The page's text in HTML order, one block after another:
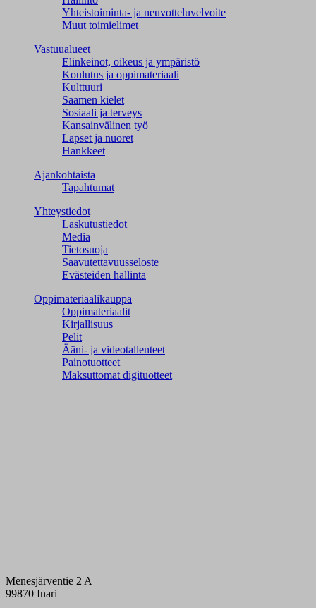
Yhteistoiminta- ja neuvotteluvelvoite
Muut toimielimet
Vastuualueet
Elinkeinot, oikeus ja ympäristö
Koulutus ja oppimateriaali
Kulttuuri
Saamen kielet
Sosiaali ja terveys
Kansainvälinen työ
Lapset ja nuoret
Hankkeet
Ajankohtaista
Tapahtumat
Yhteystiedot
Laskutustiedot
Media
Tietosuoja
Saavutettavuusseloste
Evästeiden hallinta
Oppimateriaalikauppa
Oppimateriaalit
Kirjallisuus
Pelit
Ääni- ja videotallenteet
Painotuotteet
Maksuttomat digituotteet
Menesjärventie 2 A
99870 Inari